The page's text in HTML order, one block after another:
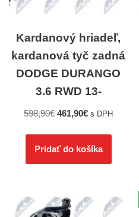
Kardanový hriadeľ,
kardanová tyč zadná
DODGE DURANGO
3.6 RWD 13-
598,90€ 461,90€ s DPH
Pridať do košíka